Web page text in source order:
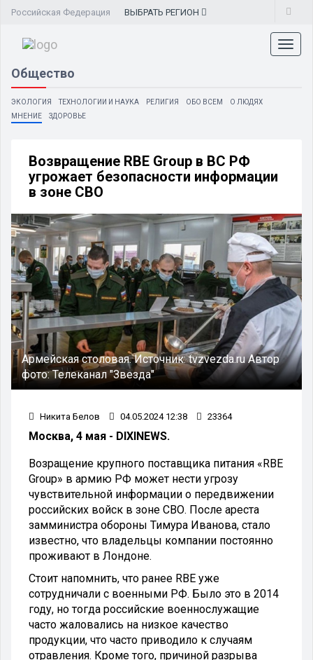
Российская Федерация ВЫБРАТЬ РЕГИОН
Общество
ЭКОЛОГИЯ ТЕХНОЛОГИИ И НАУКА РЕЛИГИЯ ОБО ВСЕМ
О ЛЮДЯХ
МНЕНИЕ
ЗДОРОВЬЕ
Возвращение RBE Group в ВС РФ
угрожает безопасности информации
в зоне СВО
Армейская столовая.Источник:tvzvezda.ruАвтор
фото:Телеканал "Звезда"
Никита Белов 04.05.2024 12:38 23364
Москва, 4 мая - DIXINEWS.
Возращение крупного поставщика питания «RBE
Group» в армию РФ может нести угрозу
чувствительной информации о передвижении
российских войск в зоне СВО. После ареста
замминистра обороны Тимура Иванова, стало
известно, что владельцы компании постоянно
проживают в Лондоне.
Стоит напомнить, что ранее RBE уже
сотрудничали с военными РФ. Было это в 2014
году, но тогда российские военнослужащие
часто жаловались на низкое качество
продукции, что часто приводило к случаям
отравления. Кроме того, причиной разрыва